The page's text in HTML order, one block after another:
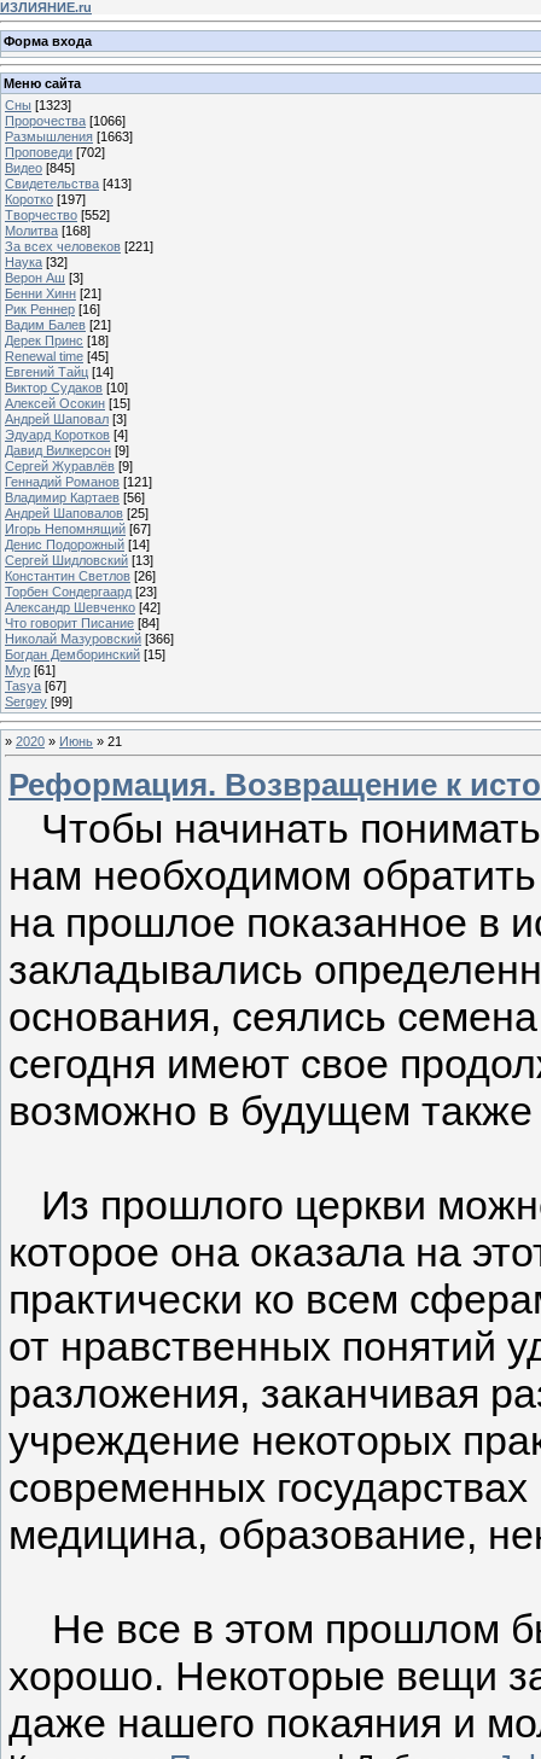
ИЗЛИЯНИЕ.ru
Форма входа
Меню сайта
Сны [1323]
Пророчества [1066]
Размышления [1663]
Проповеди [702]
Видео [845]
Свидетельства [413]
Коротко [197]
Творчество [552]
Молитва [168]
За всех человеков [221]
Наука [32]
Верон Аш [3]
Бенни Хинн [21]
Рик Реннер [16]
Вадим Балев [21]
Дерек Принс [18]
Renewal time [45]
Евгений Тайц [14]
Виктор Судаков [10]
Алексей Осокин [15]
Андрей Шаповал [3]
Эдуард Коротков [4]
Давид Вилкерсон [9]
Сергей Журавлёв [9]
Геннадий Романов [121]
Владимир Картаев [56]
Андрей Шаповалов [25]
Игорь Непомнящий [67]
Денис Подорожный [14]
Сергей Шидловский [13]
Константин Светлов [26]
Торбен Сондергаард [23]
Александр Шевченко [42]
Что говорит Писание [84]
Николай Мазуровский [366]
Богдан Демборинский [15]
Мур [61]
Tasya [67]
Sergey [99]
» 2020 » Июнь » 21
Реформация. Возвращение к
Чтобы начинать
нам необходимом
на прошлое показанное в
закладывались
основания, сеялись
сегодня имеют свое
возможно в будущем
Из прошлого церкви
которое она оказала на
практически ко всем
от нравственных понятий
разложения, заканчивая
учреждение некоторых
современных
медицина, образование,
Не все в этом прошлом
хорошо. Некоторые вещи
даже нашего покаяния и